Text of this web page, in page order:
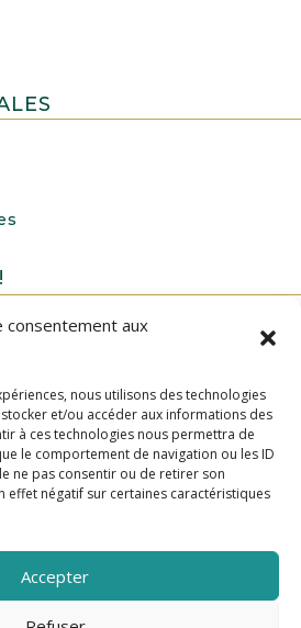
consentement aux
nous utilisons des technologies
et/ou accéder aux informations des
à ces technologies nous permettra de
le comportement de navigation ou les ID
ne pas consentir ou de retirer son
effet négatif sur certaines caractéristiques
Accepter